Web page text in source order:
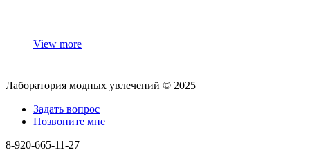
View more
Лаборатория модных увлечений © 2025
Задать вопрос
Позвоните мне
8-920-665-11-27